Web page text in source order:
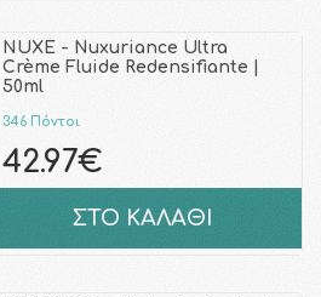
NUXE - Nuxuriance Ultra
Crème Fluide Redensifiante |
50ml
346 Πόντοι
42.97€
ΣΤΟ ΚΑΛΑΘΙ